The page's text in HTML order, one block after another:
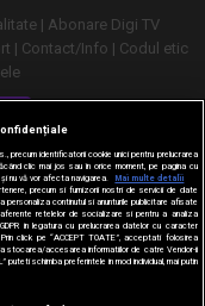
Abonare Digi TV
Contact/Info
Codul etic
identificatorii cookie unici pentru prelucrarea
clic mai jos sau în orice moment, pe pagina cu
nu vă vor afecta navigarea.
Mai multe detalii
precum si furnizorii nostri de servicii de date
continutul si anunturile publicitare afisate
retelelor de socializare si pentru a analiza
in legatura cu prelucrarea datelor cu caracter
click pe “ACCEPT TOATE”, acceptati folosirea
stocarea/accesarea informatiilor de catre Vendor-ii
puteti schimba preferintele in mod individual, mai putin